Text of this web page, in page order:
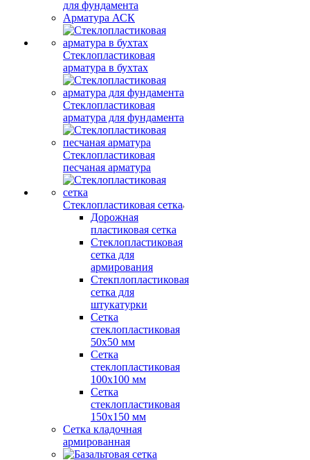
для фундамента
Арматура АСК
Стеклопластиковая
арматура в бухтах
Стеклопластиковая
арматура для фундамента
Стеклопластиковая
песчаная арматура
Стеклопластиковая сетка
Дорожная
пластиковая сетка
Стеклопластиковая
сетка для
армирования
Стекплопластиковая
сетка для
штукатурки
Сетка
стеклопластиковая
50x50 мм
Сетка
стеклопластиковая
100x100 мм
Сетка
стеклопластиковая
150x150 мм
Сетка кладочная
армированная